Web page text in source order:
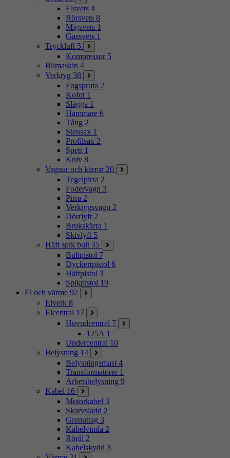
Elsvets 4
Rörsvets 8
Migsvets 1
Gassvets 1
Tryckluft 5
Kompressor 5
Bilmaskin 4
Verktyg 38
Fogspruta 2
Kofot 1
Slägga 1
Hammare 6
Tång 2
Stensax 1
Profilsax 2
Spett 1
Kniv 8
Vagnar och kärror 20
Tegelpirra 2
Fodervagn 3
Pirra 2
Verktygsvagn 2
Dörrlyft 2
Brukskärra 1
Skivlyft 5
Häft spik bult 35
Bultpistol 7
Dyckertpistol 6
Häftpistol 3
Spikpistol 19
El och värme 92
Elverk 8
Elcentral 17
Huvudcentral 7
125A 1
Undercentral 10
Belysning 14
Belysningsmast 4
Transformatorer 1
Arbetsbelysning 9
Kabel 16
Motorkabel 3
Skarvsladd 2
Grenuttag 3
Kabelvinda 2
Rörål 2
Kabelskydd 3